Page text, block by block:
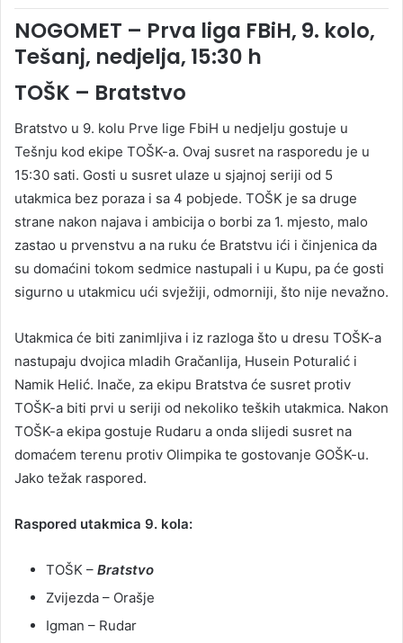
NOGOMET – Prva liga FBiH, 9. kolo,
Tešanj, nedjelja, 15:30 h
TOŠK – Bratstvo
Bratstvo u 9. kolu Prve lige FbiH u nedjelju gostuje u
Tešnju kod ekipe TOŠK-a. Ovaj susret na rasporedu je u
15:30 sati. Gosti u susret ulaze u sjajnoj seriji od 5
utakmica bez poraza i sa 4 pobjede. TOŠK je sa druge
strane nakon najava i ambicija o borbi za 1. mjesto, malo
zastao u prvenstvu a na ruku će Bratstvu ići i činjenica da
su domaćini tokom sedmice nastupali i u Kupu, pa će gosti
sigurno u utakmicu ući svježiji, odmorniji, što nije nevažno.
Utakmica će biti zanimljiva i iz razloga što u dresu TOŠK-a
nastupaju dvojica mladih Gračanlija, Husein Poturalić i
Namik Helić. Inače, za ekipu Bratstva će susret protiv
TOŠK-a biti prvi u seriji od nekoliko teških utakmica. Nakon
TOŠK-a ekipa gostuje Rudaru a onda slijedi susret na
domaćem terenu protiv Olimpika te gostovanje GOŠK-u.
Jako težak raspored.
Raspored utakmica 9. kola:
TOŠK – Bratstvo
Zvijezda – Orašje
Igman – Rudar